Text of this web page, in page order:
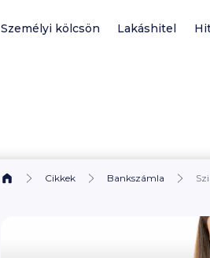
Személyi kölcsön Lakáshitel
Cikkek Bankszámla